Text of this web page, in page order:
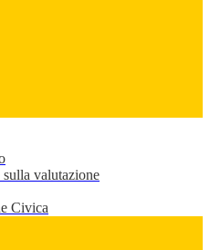
valutazione
Civica